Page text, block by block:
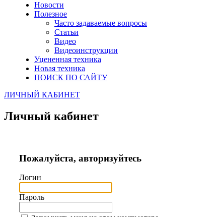
Новости
Полезное
Часто задаваемые вопросы
Статьи
Видео
Видеоинструкции
Уцененная техника
Новая техника
ПОИСК ПО САЙТУ
ЛИЧНЫЙ КАБИНЕТ
Личный кабинет
Пожалуйста, авторизуйтесь
Логин
Пароль